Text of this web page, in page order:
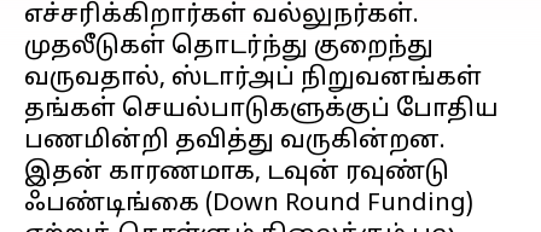
எச்சரிக்கிறார்கள் வல்லுநர்கள்.
முதலீடுகள் தொடர்ந்து குறைந்து
வருவதால், ஸ்டார்அப் நிறுவனங்கள்
தங்கள் செயல்பாடுகளுக்குப் போதிய
பணமின்றி தவித்து வருகின்றன.
இதன் காரணமாக, டவுன் ரவுண்டு
ஃபண்டிங்கை (Down Round Funding)